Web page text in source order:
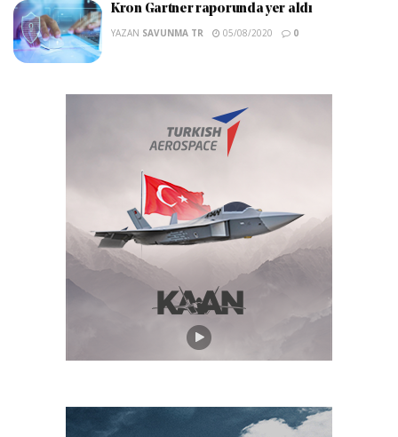
Kron Gartner raporunda yer aldı
YAZAN SAVUNMA TR 05/08/2020 0